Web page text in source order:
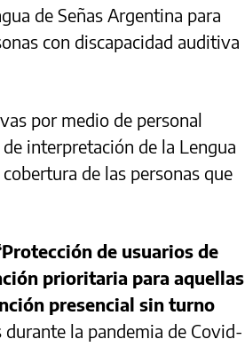
de Señas Argentina para
con discapacidad auditiva
por medio de personal
interpretación de la Lengua
de las personas que
de usuarios de
prioritaria para aquellas
presencial sin turno
la pandemia de Covid-